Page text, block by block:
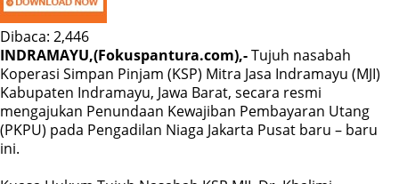
Dibaca: 2,446
INDRAMAYU,(Fokuspantura.com),-Tujuh nasabah
Koperasi Simpan Pinjam (KSP) Mitra Jasa Indramayu (MJI)
Kabupaten Indramayu, Jawa Barat, secara resmi
mengajukan Penundaan Kewajiban Pembayaran Utang
(PKPU) pada Pengadilan Niaga Jakarta Pusat baru – baru
ini.